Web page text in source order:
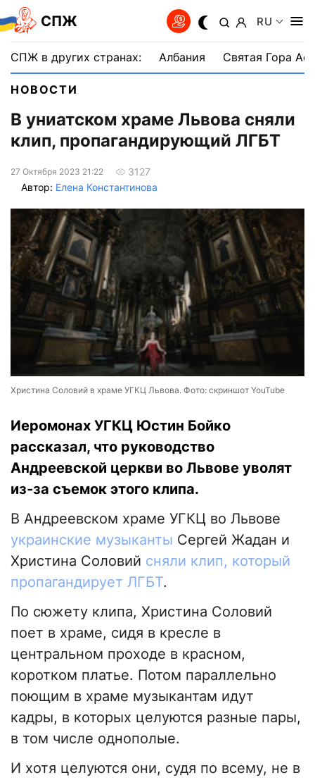
СПЖ RU
СПЖ в других странах: Албания Святая Гора
НОВОСТИ
В униатском храме Львова сняли
клип, пропагандирующий ЛГБТ
27 Октября 2023 21:22
3127
Автор: Елена Константинова
Христина Соловий в храме УГКЦ Львова. Фото: скриншот YouTube
Иеромонах УГКЦ Юстин Бойко
рассказал, что руководство
Андреевской церкви во Львове уволят
из-за съемок этого клипа.
В Андреевском храме УГКЦ во Львове
украинские музыканты Сергей Жадан и
Христина Соловий сняли клип, который
пропагандирует ЛГБТ.
По сюжету клипа, Христина Соловий
поет в храме, сидя в кресле в
центральном проходе в красном,
коротком платье. Потом параллельно
поющим в храме музыкантам идут
кадры, в которых целуются разные пары,
в том числе однополые.
И хотя целуются они, судя по всему, не в